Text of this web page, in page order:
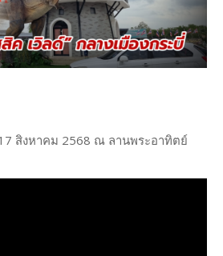
สิงหาคม 2568 ณ ลานพระอาทิตย์